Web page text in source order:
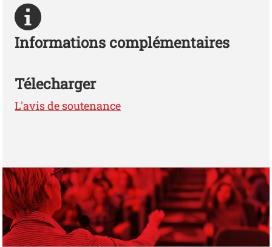
Informations complémentaires
Télecharger
L'avis de soutenance